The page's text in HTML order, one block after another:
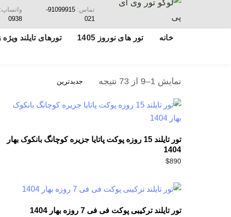
تماس:
91099915-
021
0938
خانه تور های نوروز 1405 تورهای تایلند ویژه
نمایش 1–9 از 73 نتیجه
تور تایلند 15 روزه پوکت پاتایا جزیره کوچانگ بانکوک بهار
1404
$890
تور تایلند ترکیبی پوکت فی فی 7 روزه بهار 1404